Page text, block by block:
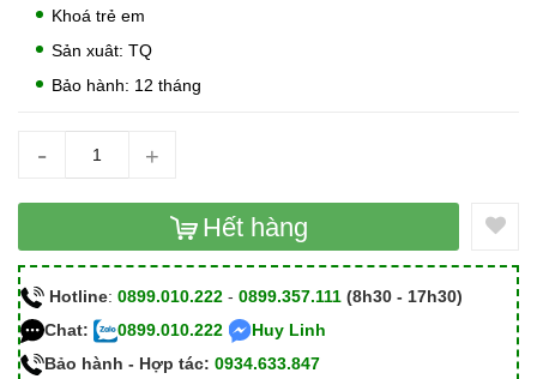
Khoá trẻ em
Sản xuât: TQ
Bảo hành: 12 tháng
- +
Hết hàng
Hotline: 0899.010.222 - 0899.357.111 (8h30 - 17h30)
Chat:
0899.010.222
Huy Linh
Bảo hành - Hợp tác: 0934.633.847